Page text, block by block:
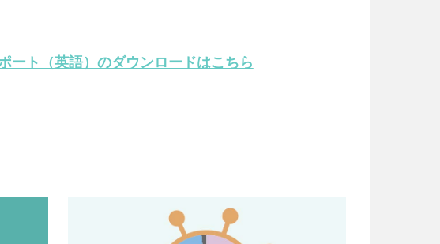
ート（英語）のダウンロードはこちら